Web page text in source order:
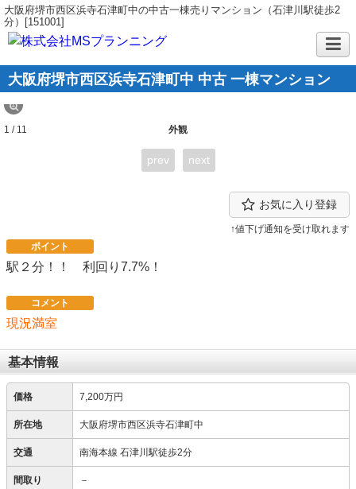
大阪府堺市西区浜寺石津町中の中古一棟売りマンション（石津川駅徒歩2
分）[151001]
大阪府堺市西区浜寺石津町中 中古 一棟マンション
外観
1 / 11
prev next
お気に入り登録
↑値下げ通知を受け取れます
ポイント
駅２分！！ 利回り7.7%！
コメント
現況満室
基本情報
価格 7,200万円
所在地 大阪府堺市西区浜寺石津町中
交通 南海本線 石津川駅徒歩2分
間取り －